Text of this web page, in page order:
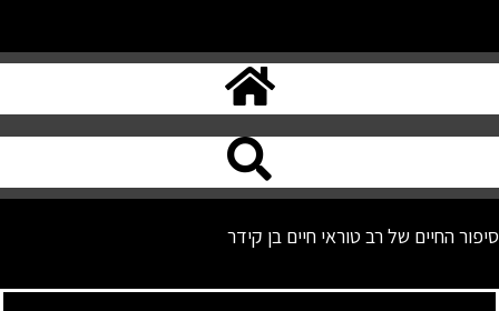
סיפור החיים של רב טוראי חיים בן קידר